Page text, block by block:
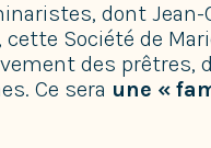
dont Jean-
Société de
des prêtres,
Ce sera une «